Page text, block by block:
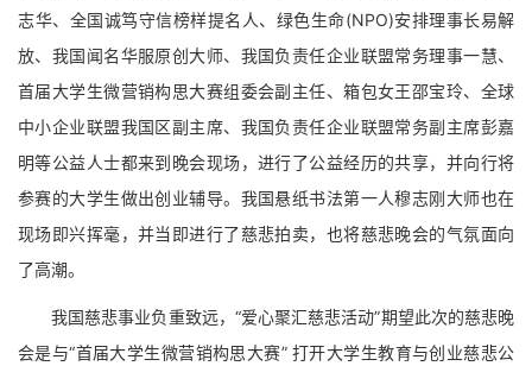
志华、全国诚笃守信榜样提名人、绿色生命(NPO)安排理事长易解
放、我国闻名华服原创大师、我国负责任企业联盟常务理事一慧、
首届大学生微营销构思大赛组委会副主任、箱包女王邵宝玲、全球
中小企业联盟我国区副主席、我国负责任企业联盟常务副主席彭嘉
明等公益人士都来到晚会现场，进行了公益经历的共享，并向行将
参赛的大学生做出创业辅导。我国悬纸书法第一人穆志刚大师也在
现场即兴挥毫，并当即进行了慈悲拍卖，也将慈悲晚会的气氛面向
了高潮。
我国慈悲事业负重致远，“爱心聚汇慈悲活动”期望此次的慈悲晚
会是与“首届大学生微营销构思大赛” 打开大学生教育与创业慈悲公